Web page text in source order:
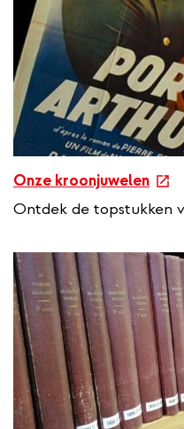
Onze kroonjuwelen
e
x
r
n
a
l
n
k
Ontdek de topstukken